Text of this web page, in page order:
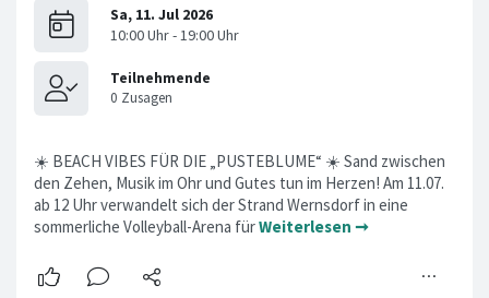
☀️ BEACH VIBES FÜR DIE „PUSTEBLUME“ ☀️ Sand zwischen
den Zehen, Musik im Ohr und Gutes tun im Herzen! Am 11.07.
ab 12 Uhr verwandelt sich der Strand Wernsdorf in eine
sommerliche Volleyball-Arena fürWeiterlesen ➞